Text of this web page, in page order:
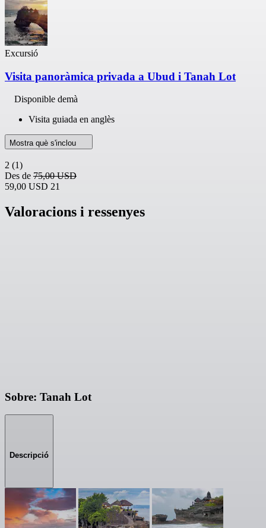
Excursió
Visita panoràmica privada a Ubud i Tanah Lot
Disponible demà
Visita guiada en anglès
Mostra què s'inclou
2 (1)
Des de 75,00 USD
59,00 USD 21
Valoracions i ressenyes
Sobre: Tanah Lot
Descripció